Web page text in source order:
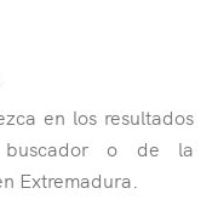
en los resultados
buscador o de la
Extremadura.